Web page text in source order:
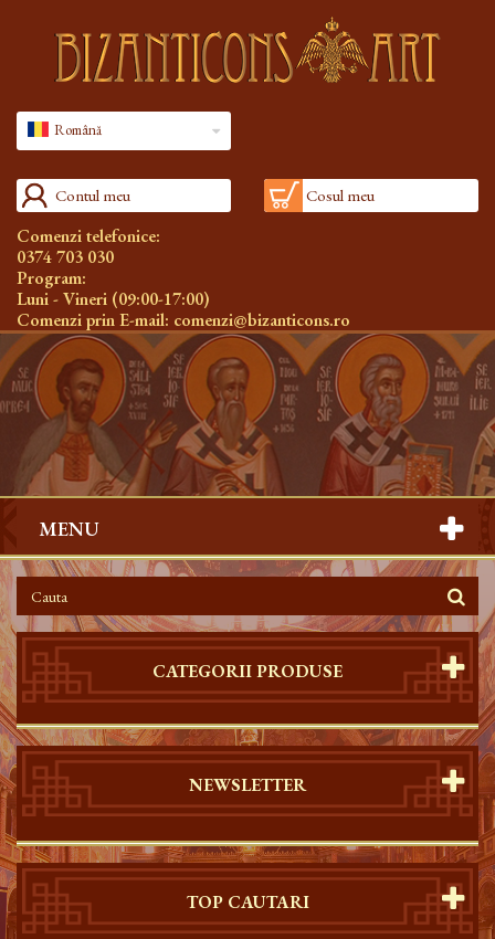
Română
Contul meu Cosul meu
Comenzi telefonice:
0374 703 030
Program:
Luni - Vineri (09:00-17:00)
Comenzi prin E-mail: comenzi@bizanticons.ro
MENU
CATEGORII PRODUSE
NEWSLETTER
TOP CAUTARI